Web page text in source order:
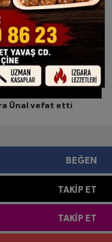
Köse vefat etti
Ünal vefat etti
BEĞEN
TAKIP ET
TAKIP ET